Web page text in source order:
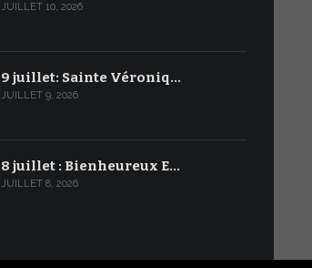
JUILLET 10, 2026
9 juillet: Sainte Véroniq…
JUILLET 9, 2026
8 juillet : Bienheureux E…
JUILLET 8, 2026